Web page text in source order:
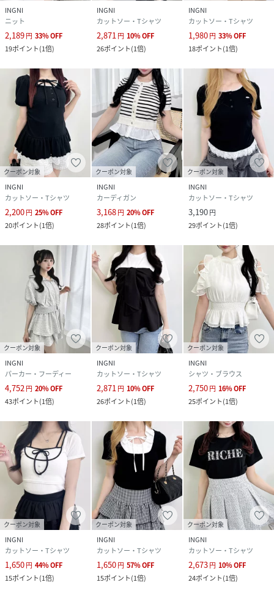
INGNI
ニット
2,189円 33%OFF
19ポイント(1倍)
INGNI
カットソー・Tシャツ
2,871円 10%OFF
26ポイント(1倍)
INGNI
カットソー・Tシャツ
1,980円 33%OFF
18ポイント(1倍)
クーポン対象
INGNI
カットソー・Tシャツ
2,200円 25%OFF
20ポイント(1倍)
クーポン対象
INGNI
カーディガン
3,168円 20%OFF
28ポイント(1倍)
クーポン対象
INGNI
カットソー・Tシャツ
3,190円
29ポイント(1倍)
クーポン対象
INGNI
パーカー・フーディー
4,752円 20%OFF
43ポイント(1倍)
クーポン対象
INGNI
カットソー・Tシャツ
2,871円 10%OFF
26ポイント(1倍)
クーポン対象
INGNI
シャツ・ブラウス
2,750円 16%OFF
25ポイント(1倍)
クーポン対象
INGNI
カットソー・Tシャツ
1,650円 44%OFF
15ポイント(1倍)
クーポン対象
INGNI
カットソー・Tシャツ
1,650円 57%OFF
15ポイント(1倍)
クーポン対象
INGNI
カットソー・Tシャツ
2,673円 10%OFF
24ポイント(1倍)